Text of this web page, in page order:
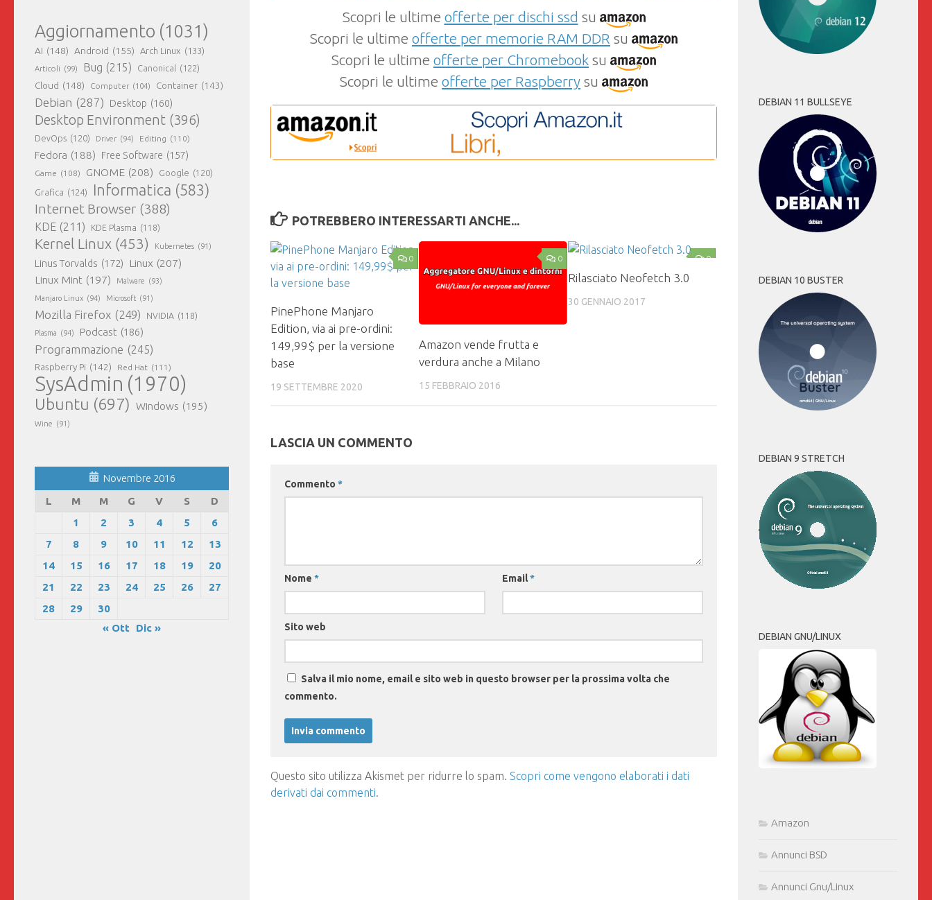
Scopri le ultime offerte per dischi ssd su
Scopri le ultime offerte per memorie RAM DDR su
Scopri le ultime offerte per Chromebook su
Scopri le ultime offerte per Raspberry su
POTREBBERO INTERESSARTI ANCHE...
0
PinePhone Manjaro
Edition, via ai pre-ordini:
149,99$ per la versione
base
19 SETTEMBRE 2020
0
Amazon vende frutta e
verdura anche a Milano
15 FEBBRAIO 2016
0
Rilasciato Neofetch 3.0
30 GENNAIO 2017
LASCIA UN COMMENTO
Commento *
Nome * Email*
Sito web
Salva il mio nome, email e sito web in questo browser per la prossima volta che
commento.
Questo sito utilizza Akismet per ridurre lo spam. Scopri come vengono elaborati i dati
derivati dai commenti.
Aggiornamento (1031)
AI (148) Android (155) Arch Linux (133)
Articoli (99) Bug (215) Canonical (122)
Cloud (148) Computer (104) Container (143)
Debian (287) Desktop (160)
Desktop Environment (396)
DevOps (120) Driver (94) Editing (110)
Fedora (188) Free Software (157)
Game (108) GNOME (208) Google (120)
Grafica (124) Informatica (583)
Internet Browser (388)
KDE (211) KDE Plasma (118)
Kernel Linux (453) Kubernetes (91)
Linus Torvalds (172) Linux (207)
Linux Mint (197) Malware (93)
Manjaro Linux (94) Microsoft (91)
Mozilla Firefox (249) NVIDIA (118)
Plasma (94) Podcast (186)
Programmazione (245)
Raspberry Pi (142) Red Hat (111)
SysAdmin (1970)
Ubuntu (697) Windows (195)
Wine (91)
Novembre 2016
L
M M G V S
D
1
2 3 4 5
6
7
8 9 10 11 12
13
14
15 16 17 18 19
20
21
22 23 24 25 26
27
28
29
30
« Ott
Dic »
DEBIAN 11 BULLSEYE
DEBIAN 10 BUSTER
DEBIAN 9 STRETCH
DEBIAN GNU/LINUX
Amazon
Annunci BSD
Annunci Gnu/Linux